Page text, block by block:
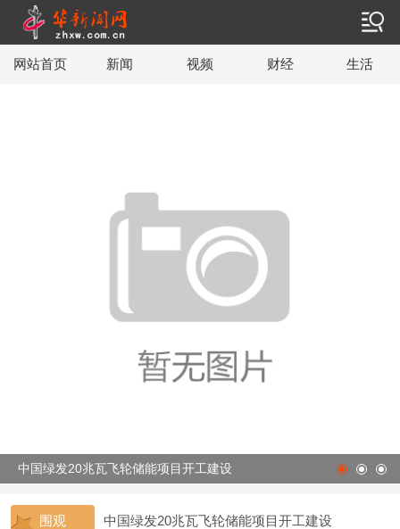
网站首页 新闻 视频 财经 生活
中国绿发20兆瓦飞轮储能项目开工建设
围观 中国绿发20兆瓦飞轮储能项目开工建设